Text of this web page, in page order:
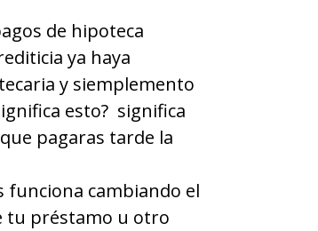
de hipoteca
ya haya
y siemplemento
esto? significa
pagaras tarde la
funciona cambiando el
tu préstamo u otro